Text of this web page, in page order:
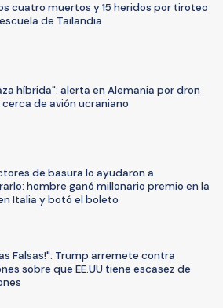
cuatro muertos y 15 heridos por tiroteo
de Tailandia
híbrida": alerta en Alemania por dron
de avión ucraniano
de basura lo ayudaron a
hombre ganó millonario premio en la
Italia y botó el boleto
Falsas!": Trump arremete contra
sobre que EE.UU tiene escasez de